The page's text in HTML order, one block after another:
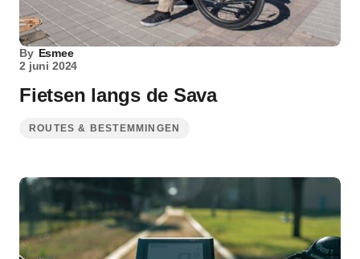
By Esmee
2 juni 2024
Fietsen langs de Sava
ROUTES & BESTEMMINGEN